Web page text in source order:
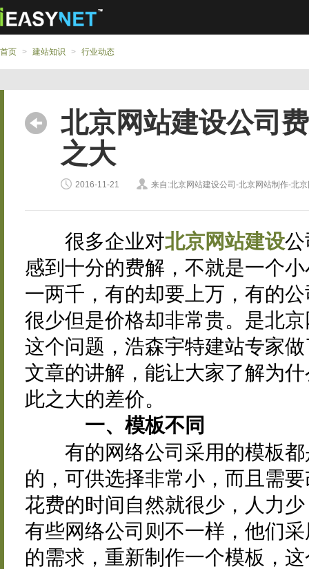
首页 > 建站知识 > 行业动态
北京网站建设公司
之大
2016-11-21 来自:北京网站建设公司-北京网站制作-北
很多企业对北京网站建设
感到十分的费解，不就是一个
一两千，有的却要上万，有的
很少但是价格却非常贵。是北
这个问题，浩森宇特建站专家
文章的讲解，能让大家了解为
此之大的差价。
一、模板不同
有的网络公司采用的模板都
的，可供选择非常小，而且需
花费的时间自然就很少，人力
有些网络公司则不一样，他们
的需求，重新制作一个模板，